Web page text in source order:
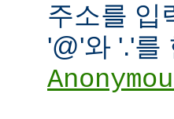
주소를 입
'@'와 '.'를